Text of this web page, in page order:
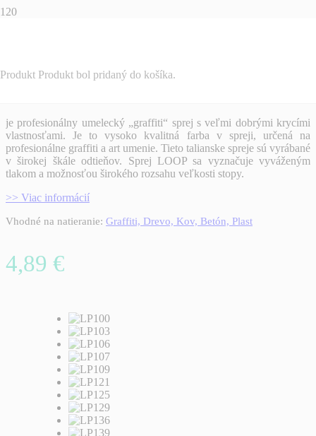
Produkt Produkt bol pridaný do košíka.
LOOP SPREJ
je profesionálny umelecký „graffiti“ sprej s veľmi dobrými krycími
vlastnosťami. Je to vysoko kvalitná farba v spreji, určená na
profesionálne graffiti a art umenie. Tieto talianske spreje sú vyrábané
v širokej škále odtieňov. Sprej LOOP sa vyznačuje vyváženým
tlakom a možnosťou širokého rozsahu veľkosti stopy.
>> Viac informácií
Vhodné na natieranie: Graffiti, Drevo, Kov, Betón, Plast
4,89 €